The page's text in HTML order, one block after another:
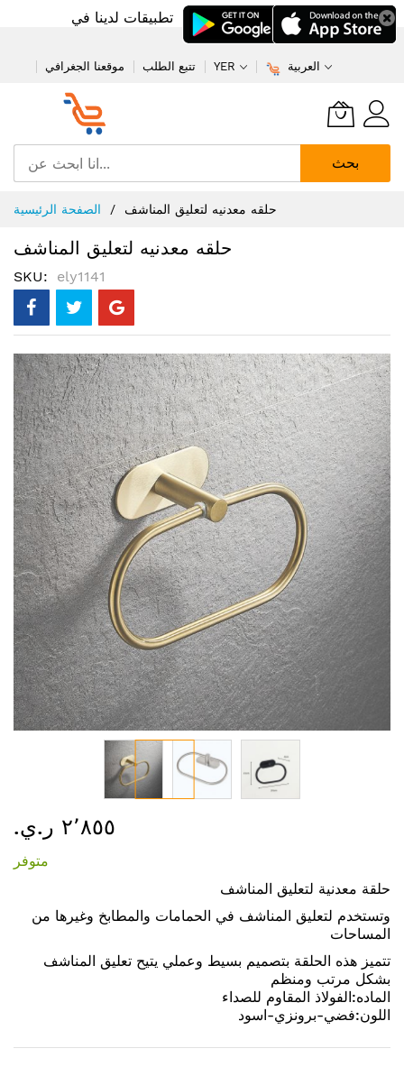
تطبيقات لدينا في
موقعنا الجغرافي تتبع الطلب YER العربية
بحث
إلى
المحتوى
الصفحة الرئيسية حلقه معدنيه لتعليق المناشف
حلقه معدنيه لتعليق المناشف
SKU ely1141
انتقل
إلى
النهاية
معرض
الصور
إلى
معرض
٢٬٨٥٥ ر.ي.‏
متوفر
حلقة معدنية لتعليق المناشف
المساحات
تتميز هذه الحلقة بتصميم بسيط وعملي يتيح تعليق المناشف
بشكل مرتب ومنظم
الماده:الفولاذ المقاوم للصداء
اللون:فضي-برونزي-اسود